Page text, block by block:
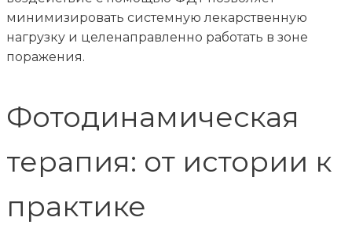
минимизировать системную лекарственную
нагрузку и целенаправленно работать в зоне
поражения.
Фотодинамическая
терапия: от истории к
практике